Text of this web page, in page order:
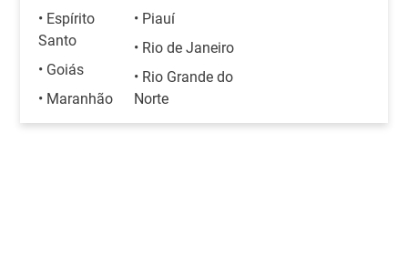
• Espírito
Santo
• Goiás
• Maranhão
• Piauí
• Rio de Janeiro
• Rio Grande do
Norte